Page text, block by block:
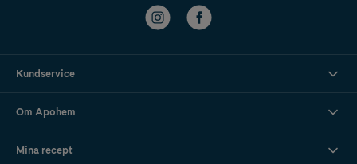
Kundservice
Om Apohem
Mina recept